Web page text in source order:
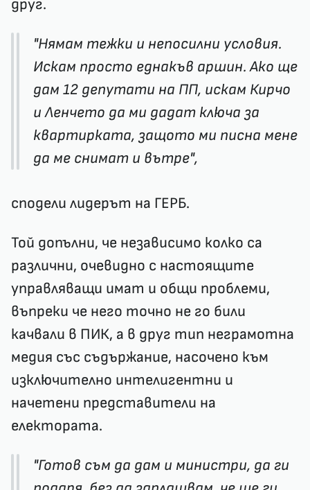
друг.
"Нямам тежки и непосилни условия.
Искам просто еднакъв аршин. Ако ще
дам 12 депутати на ПП, искам Кирчо
и Ленчето да ми дадат ключа за
квартирката, защото ми писна мене
да ме снимат и вътре",
сподели лидерът на ГЕРБ.
Той допълни, че независимо колко са
различни, очевидно с настоящите
управляващи имат и общи проблеми,
въпреки че него точно не го били
качвали в ПИК, а в друг тип неграмотна
медия със съдържание, насочено към
изключително интелигентни и
начетени представители на
електората.
"Готов съм да дам и министри, да ги